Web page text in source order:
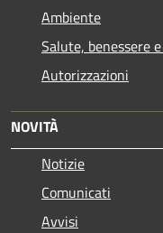
Ambiente
Salute, benessere
Autorizzazioni
NOVITÀ
Notizie
Comunicati
Avvisi